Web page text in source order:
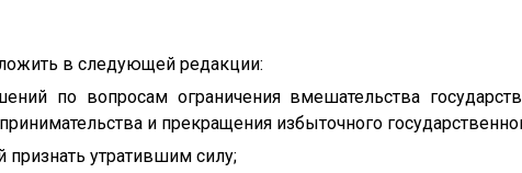
в следующей редакции:
по вопросам ограничения вмешательства
и прекращения избыточного
признать утратившим силу;